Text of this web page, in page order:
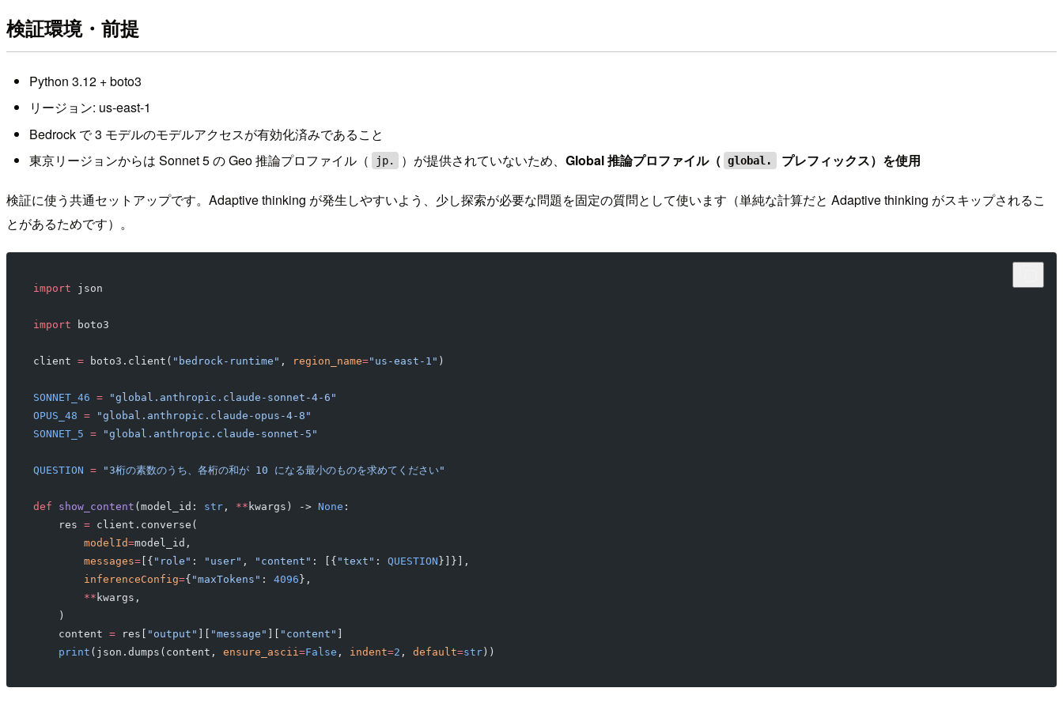
検証環境・前提
Python 3.12 + boto3
リージョン: us-east-1
Bedrock で 3 モデルのモデルアクセスが有効化済みであること
東京リージョンからは Sonnet 5 の Geo 推論プロファイル（
jp. ）が提供されていないため、Global 推論プロファイル（ global. プレフィックス）を使用
検証に使う共通セットアップです。Adaptive thinking が発生しやすいよう、少し探索が必要な問題を固定の質問として使います（単純な計算だと Adaptive thinking がスキップされるこ
とがあるためです）。
import json
import boto3
client = boto3.client( "bedrock-runtime" , region_name="us-east-1" )
SONNET_46 = "global.anthropic.claude-sonnet-4-6"
OPUS_48 = "global.anthropic.claude-opus-4-8"
SONNET_5 = "global.anthropic.claude-sonnet-5"
QUESTION = "3桁の素数のうち、各桁の和が 10 になる最小のものを求めてください"
def show_content (model_id: str, ** kwargs) -> None :
    res
= client.converse(
        modelId
=model_id,
        messages
=[{ "role" : "user" , "content" : [{ "text" : QUESTION }]}],
        inferenceConfig
={ "maxTokens" : 4096 },
        **
kwargs,
    )
    content
= res[ "output" "message" "content"
    print
(json.dumps(content, ensure_ascii =False , indent=2 , default=str))